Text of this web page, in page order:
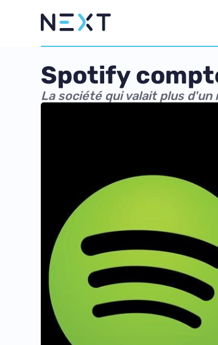
Spotify
La société qui valait plus d'un